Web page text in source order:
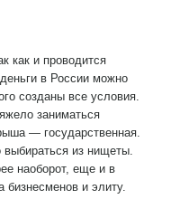
как и проводится
в России можно
созданы все условия.
заниматься
— государственная.
из нищеты.
наоборот, еще и в
бизнесменов и элиту.